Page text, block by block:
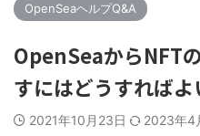
OpenSeaヘルプQ&A
OpenSeaからNFT
すにはどうすればよ
2021年10月23日 2023年4